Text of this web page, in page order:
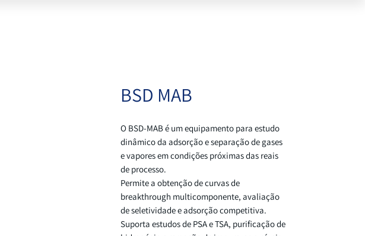
BSD MAB
O BSD-MAB é um equipamento para estudo
dinâmico da adsorção e separação de gases
e vapores em condições próximas das reais
de processo.
Permite a obtenção de curvas de
breakthrough multicomponente, avaliação
de seletividade e adsorção competitiva.
Suporta estudos de PSA e TSA, purificação de